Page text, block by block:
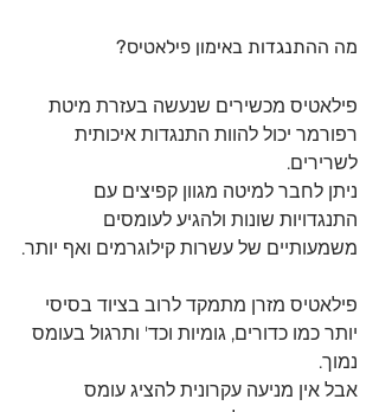
מה ההתנגדות באימון פילאטיס?
פילאטיס מכשירים שנעשה בעזרת מיטת
רפורמר יכול להוות התנגדות איכותית
לשרירים.
ניתן לחבר למיטה מגוון קפיצים עם
התנגדויות שונות ולהגיע לעומסים
משמעותיים של עשרות קילוגרמים ואף יותר.
פילאטיס מזרן מתמקד לרוב בציוד בסיסי
יותר כמו כדורים, גומיות וכד' ותרגול בעומס
נמוך.
אבל אין מניעה עקרונית להציג עומס